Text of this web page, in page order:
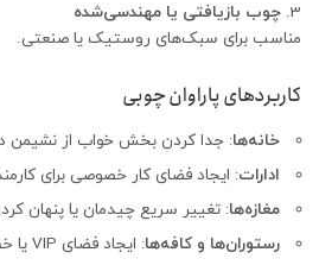
چوب بازیافتی یا مهندسی‌شده
مناسب برای سبک‌های روستیک یا صنعتی.
کاربردهای پاراوان چوبی
خانه‌ها: جدا کردن بخش خواب از نشیمن
ادارات: ایجاد فضای کار خصوصی برای
مغازه‌ها: تغییر سریع چیدمان یا پنهان
رستوران‌ها و کافه‌ها: ایجاد فضای VIP یا خصوصی برای مشتریان